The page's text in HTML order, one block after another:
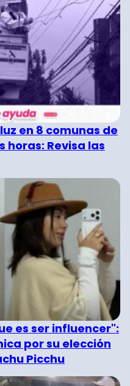
en 8 comunas de
horas: Revisa las
es ser influencer":
por su elección
Picchu